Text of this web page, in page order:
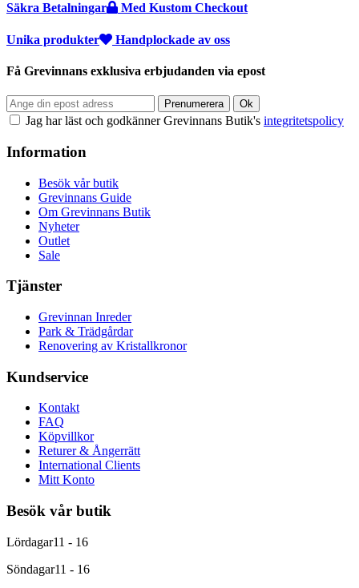
Säkra Betalningar Med Kustom Checkout
Unika produkter Handplockade av oss
Få Grevinnans exklusiva erbjudanden via epost
Jag har läst och godkänner Grevinnans Butik's integritetspolicy
Information
Besök vår butik
Grevinnans Guide
Om Grevinnans Butik
Nyheter
Outlet
Sale
Tjänster
Grevinnan Inreder
Park & Trädgårdar
Renovering av Kristallkronor
Kundservice
Kontakt
FAQ
Köpvillkor
Returer & Ångerrätt
International Clients
Mitt Konto
Besök vår butik
Lördagar11 - 16
Söndagar11 - 16